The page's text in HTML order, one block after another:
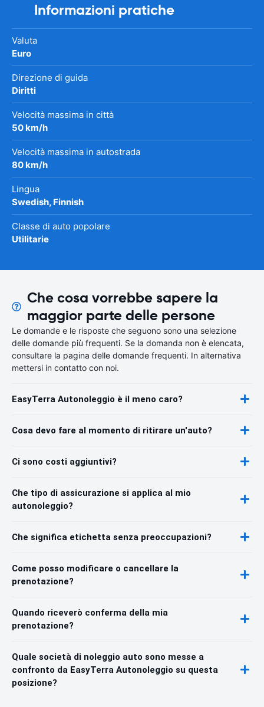
Informazioni pratiche
Valuta
Euro
Direzione di guida
Diritti
Velocità massima in città
50 km/h
Velocità massima in autostrada
80 km/h
Lingua
Swedish, Finnish
Classe di auto popolare
Utilitarie
Che cosa vorrebbe sapere la
maggior parte delle persone
Le domande e le risposte che seguono sono una selezione
delle domande più frequenti. Se la domanda non è elencata,
consultare la pagina delle domande frequenti. In alternativa
mettersi in contatto con noi.
EasyTerra Autonoleggio è il meno caro?
Cosa devo fare al momento di ritirare un'auto?
Ci sono costi aggiuntivi?
Che tipo di assicurazione si applica al mio
autonoleggio?
Che significa etichetta senza preoccupazioni?
Come posso modificare o cancellare la
prenotazione?
Quando riceverò conferma della mia
prenotazione?
Quale società di noleggio auto sono messe a
confronto da EasyTerra Autonoleggio su questa
posizione?